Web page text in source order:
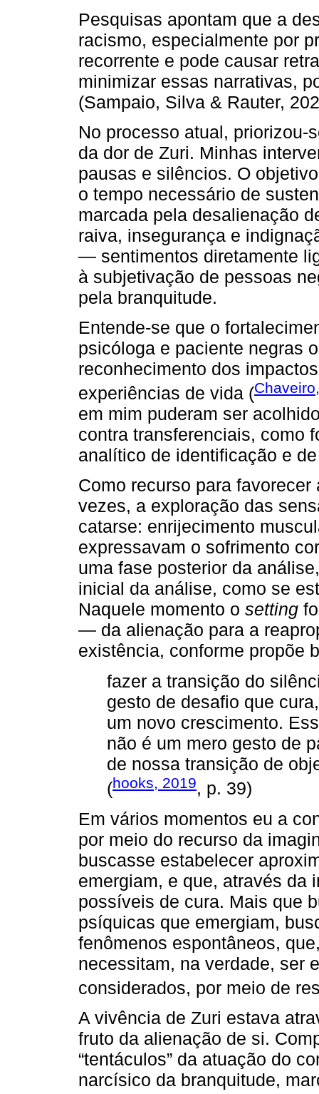
Pesquisas apontam que a
racismo, especialmente por
recorrente e pode causar
minimizar essas narrativas,
(Sampaio, Silva & Rauter,
No processo atual, priorizou-
da dor de Zuri. Minhas
pausas e silêncios. O
o tempo necessário de
marcada pela desalienação
raiva, insegurança e
— sentimentos diretamente
à subjetivação de pessoas
pela branquitude.
Entende-se que o
psicóloga e paciente negras
reconhecimento dos
experiências de vida (
em mim puderam ser
contra transferenciais, como
analítico de identificação e
Como recurso para
vezes, a exploração das
catarse: enrijecimento
expressavam o sofrimento
uma fase posterior da
inicial da análise, como se
Naquele momento o setting
— da alienação para a
existência, conforme propõe
fazer a transição do
gesto de desafio que
um novo crescimento.
não é um mero gesto de
de nossa transição de
(hooks, 2019, p. 39)
Em vários momentos eu a
por meio do recurso da
buscasse estabelecer
emergiam, e que, através da
possíveis de cura. Mais que
psíquicas que emergiam,
fenômenos espontâneos,
necessitam, na verdade, ser
considerados, por meio de
A vivência de Zuri estava
fruto da alienação de si.
“tentáculos” da atuação do
narcísico da branquitude,